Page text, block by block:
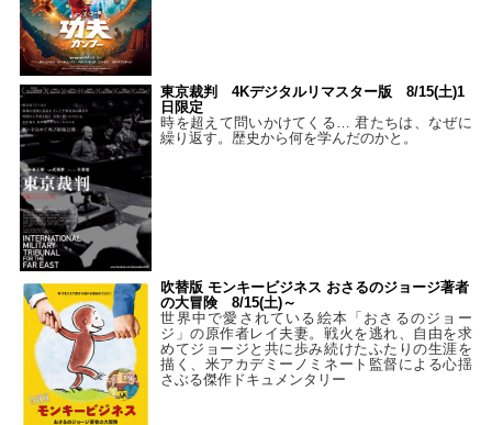
東京裁判 4Kデジタルリマスター版 8/15(土)1
日限定
時を超えて問いかけてくる… 君たちは、なぜに
繰り返す。歴史から何を学んだのかと。
吹替版 モンキービジネス おさるのジョージ著者
の大冒険 8/15(土)～
世界中で愛されている絵本「おさるのジョー
ジ」の原作者レイ夫妻。戦火を逃れ、自由を求
めてジョージと共に歩み続けたふたりの生涯を
描く、米アカデミーノミネート監督による心揺
さぶる傑作ドキュメンタリー